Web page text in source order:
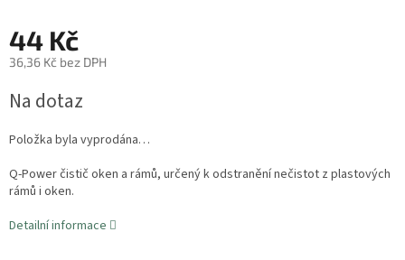
44 Kč
36,36 Kč bez DPH
cena:
Na dotaz
Položka byla vyprodána…
Q-Power čistič oken a rámů, určený k odstranění nečistot z plastových
rámů i oken.
Detailní informace